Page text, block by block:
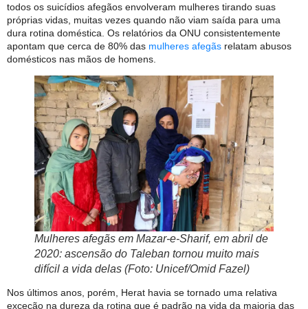
todos os suicídios afegãos envolveram mulheres tirando suas
próprias vidas, muitas vezes quando não viam saída para uma
dura rotina doméstica. Os relatórios da ONU consistentemente
apontam que cerca de 80% das mulheres afegãs relatam abusos
domésticos nas mãos de homens.
Mulheres afegãs em Mazar-e-Sharif, em abril de
2020: ascensão do Taleban tornou muito mais
difícil a vida delas (Foto: Unicef/Omid Fazel)
Nos últimos anos, porém, Herat havia se tornado uma relativa
exceção na dureza da rotina que é padrão na vida da maioria das